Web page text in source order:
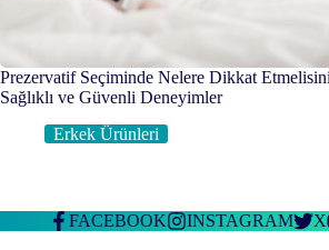
Prezervatif Seçiminde Nelere Dikkat
Sağlıklı ve Güvenli Deneyimler
Erkek Ürünleri
FACEBOOK INSTAGRAM X